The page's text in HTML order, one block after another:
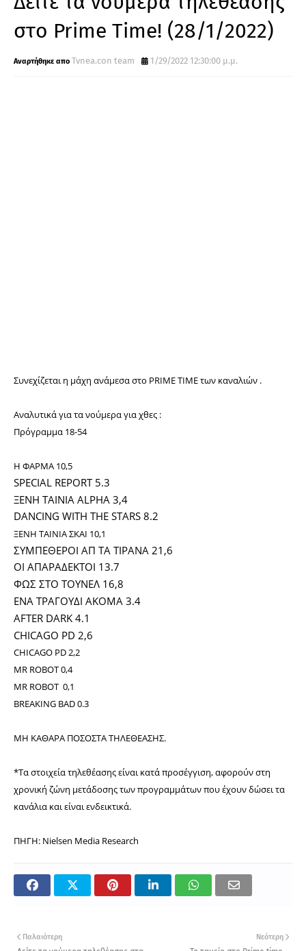
στo Prime Time! (28/1/2022)
Tvnea.con team 1/29/2022 12:30:00 μ.μ.
Συνεχίζεται η μάχη ανάμεσα στο PRIME TIME των καναλιών .
Αναλυτικά για τα νούμερα για χθες :
Πρόγραμμα 18-54
Η ΦΑΡΜΑ 10,5
SPECIAL REPORT 5.3
ΞΕΝΗ ΤΑΙΝΙΑ ALPHA 3,4
DANCING WITH THE STARS 8.2
ΞΕΝΗ ΤΑΙΝΙΑ ΣΚΑΙ 10,1
ΣΥΜΠΕΘΕΡΟΙ ΑΠ ΤΑ ΤΙΡΑΝΑ 21,6
ΟΙ ΑΠΑΡΑΔΕΚΤΟΙ 13.7
ΦΩΣ ΣΤΟ ΤΟΥΝΕΛ 16,8
ΕΝΑ ΤΡΑΓΟΥΔΙ ΑΚΟΜΑ 3.4
AFTER DARK 4.1
CHICAGO PD 2,6
CHICAGO PD 2,2
MR ROBOT 0,4
MR ROBOT 0,1
BREAKING BAD 0.3
ΜΗ ΚΑΘΑΡΑ ΠΟΣΟΣΤΑ ΤΗΛΕΘΕΑΣΗΣ.
*Τα στοιχεία τηλεθέασης είναι κατά προσέγγιση, αφορούν στη
χρονική ζώνη μετάδοσης των προγραμμάτων που έχουν δώσει τα
κανάλια και είναι ενδεικτικά.
ΠΗΓΗ: Nielsen Media Research
Νεότερη
Παλαιότερη